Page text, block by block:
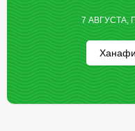
7 АВГУСТА,